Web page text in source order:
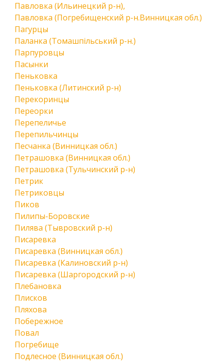
Павловка (Ильинецкий р-н),
Павловка (Погребищенский р-н.Винницкая обл.)
Пагурцы
Паланка (Томашпільський р-н.)
Парпуровцы
Пасынки
Пеньковка
Пеньковка (Литинский р-н)
Перекоринцы
Переорки
Перепеличье
Перепильчинцы
Песчанка (Винницкая обл.)
Петрашовка (Винницкая обл.)
Петрашовка (Тульчинский р-н)
Петрик
Петриковцы
Пиков
Пилипы-Боровские
Пилява (Тывровский р-н)
Писаревка
Писаревка (Винницкая обл.)
Писаревка (Калиновский р-н)
Писаревка (Шаргородский р-н)
Плебановка
Плисков
Пляхова
Побережное
Повал
Погребище
Подлесное (Винницкая обл.)